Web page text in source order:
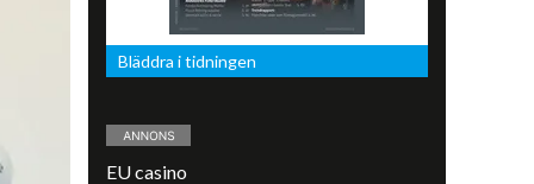
Bläddra i tidningen
EU casino